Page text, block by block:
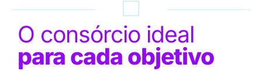
O consórcio ideal
para cada objetivo